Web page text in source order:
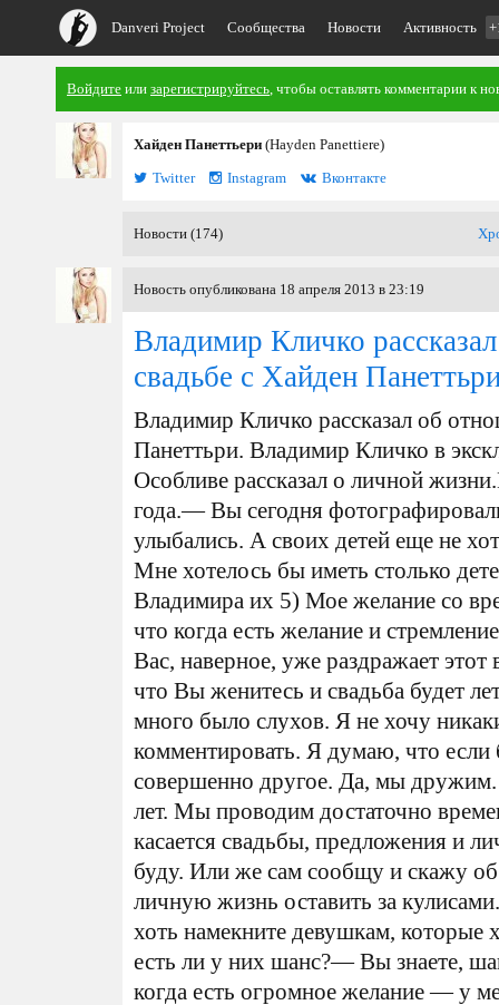
Danveri Project Сообщества Новости Активность
Войдите или зарегистрируйтесь, чтобы оставлять комментарии к
Хайден Панеттьери (Hayden Panettiere)
Twitter
Instagram Вконтакте
Новости (174)
Новость опубликована 18 апреля 2013 в 23:19
Владимир Кличко
свадьбе с Хайден
Владимир Кличко рассказал об
Панеттьри. Владимир Кличко в
Особливе рассказал о личной
года.— Вы сегодня
улыбались. А своих детей еще не
Мне хотелось бы иметь столько
Владимира их 5) Мое желание со
что когда есть желание и
Вас, наверное, уже раздражает
что Вы женитесь и свадьба будет
много было слухов. Я не хочу
комментировать. Я думаю, что
совершенно другое. Да, мы
лет. Мы проводим достаточно
касается свадьбы, предложения и
буду. Или же сам сообщу и скажу
личную жизнь оставить за
хоть намекните девушкам, которые
есть ли у них шанс?— Вы знаете,
когда есть огромное желание — у